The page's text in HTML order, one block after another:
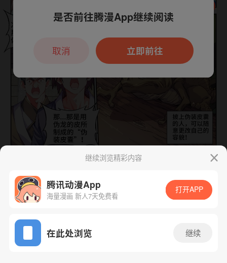
App免费看
下一话 腾漫App免费看
继续浏览精彩内容
腾讯动漫App
海量漫画 新人7天免费看
打开APP
在此处浏览 继续
本章节仅支持App阅读，可打开App新用
户7天免费看
是否前往腾漫App继续阅读
立即前往
取消